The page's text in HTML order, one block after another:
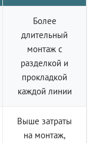
Более
длительный
монтаж с
разделкой и
прокладкой
каждой линии
Выше затраты
на монтаж,